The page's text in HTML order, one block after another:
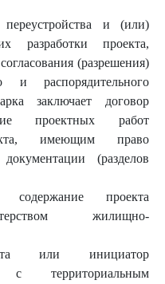
и (или)
разработки проекта,
(разрешения)
и распорядительного
заключает договор
проектных работ
имеющим право
(разделов
проекта
жилищно-
или инициатор
с территориальным